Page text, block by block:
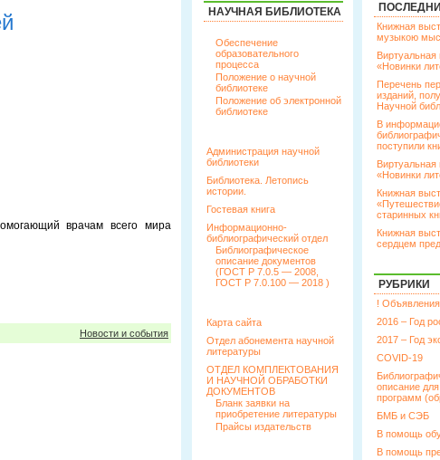
врачам всего мира
Новости и события
НАУЧНАЯ БИБЛИОТЕКА
Обеспечение
образовательного
процесса
Положение о научной
библиотеке
Положение об электронной
библиотеке
Администрация научной
библиотеки
Библиотека. Летопись
истории.
Гостевая книга
Информационно-
библиографический отдел
Библиографическое
описание документов
(ГОСТ Р 7.0.5 — 2008,
ГОСТ Р 7.0.100 — 2018 )
Карта сайта
Отдел абонемента научной
литературы
ОТДЕЛ КОМПЛЕКТОВАНИЯ
И НАУЧНОЙ ОБРАБОТКИ
ДОКУМЕНТОВ
Бланк заявки на
приобретение литературы
Прайсы издательств
Книжная
музыкою
Виртуальная
«Новинки
Перечень
изданий,
Научной
В
поступили
Виртуальная
«Новинки
Книжная
старинных
Книжная
сердцем
РУБРИКИ
!
2016 – Год
2017 – Год
COVID-19
описание
программ
БМБ и СЭБ
В помощь
В помощь